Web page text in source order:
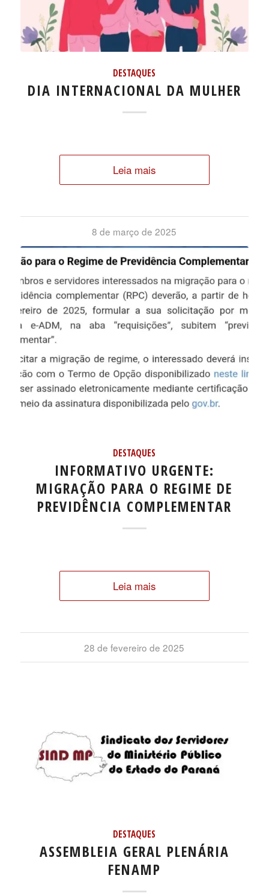
DESTAQUES
DIA INTERNACIONAL DA MULHER
Leia mais
8 de março de 2025
DESTAQUES
INFORMATIVO URGENTE:
MIGRAÇÃO PARA O REGIME DE
PREVIDÊNCIA COMPLEMENTAR
Leia mais
28 de fevereiro de 2025
DESTAQUES
ASSEMBLEIA GERAL PLENÁRIA
FENAMP